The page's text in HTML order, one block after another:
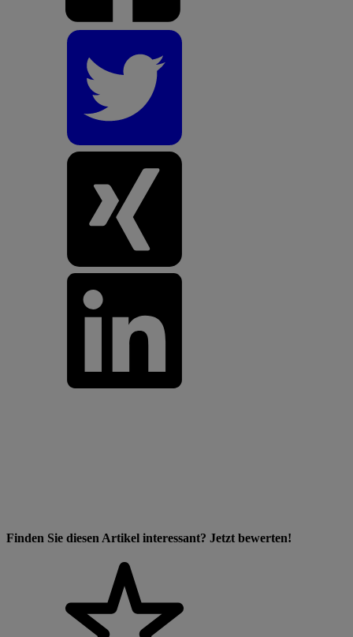
Finden Sie diesen Artikel interessant? Jetzt bewerten!